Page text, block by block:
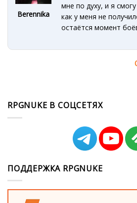
Berennika
мне по духу, и я
как у меня не
остаётся момент
RPGNUKE В СОЦСЕТЯХ
ПОДДЕРЖКА RPGNUKE